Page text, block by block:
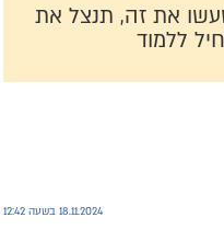
את זה, תנצל את
ללמוד
18.11.2024 בשעה 12:42